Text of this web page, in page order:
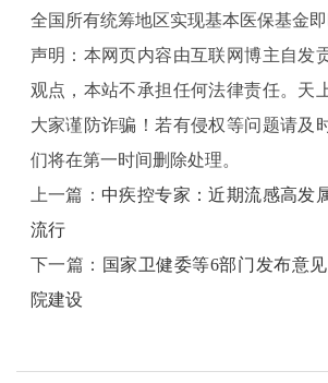
全国所有统筹地区实现基本医保基金
声明：本网页内容由互联网博主自发
观点，本站不承担任何法律责任。天
大家谨防诈骗！若有侵权等问题请及
们将在第一时间删除处理。
上一篇： 中疾控专家：近期流感高发
流行
下一篇： 国家卫健委等6部门发布意
院建设